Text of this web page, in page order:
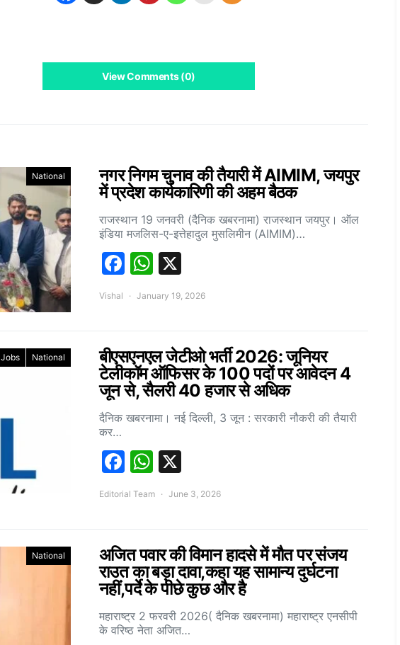
View Comments (0)
National
नगर निगम चुनाव की तैयारी में AIMIM, जयपुर
में प्रदेश कार्यकारिणी की अहम बैठक
राजस्थान 19 जनवरी (दैनिक खबरनामा) राजस्थान जयपुर। ऑल
इंडिया मजलिस-ए-इत्तेहादुल मुसलिमीन (AIMIM)…
Facebook
WhatsApp
Vishal January 19, 2026
Jobs National
बीएसएनएल जेटीओ भर्ती 2026: जूनियर
टेलीकॉम ऑफिसर के 100 पदों पर आवेदन 4
जून से, सैलरी 40 हजार से अधिक
दैनिक खबरनामा। नई दिल्ली, 3 जून : सरकारी नौकरी की तैयारी
कर…
Facebook
WhatsApp
Editorial Team June 3, 2026
National
अजित पवार की विमान हादसे में मौत पर संजय
राउत का बड़ा दावा,कहा यह सामान्य दुर्घटना
नहीं,पर्दे के पीछे कुछ और है
महाराष्ट्र 2 फरवरी 2026( दैनिक खबरनामा) महाराष्ट्र एनसीपी
के वरिष्ठ नेता अजित…